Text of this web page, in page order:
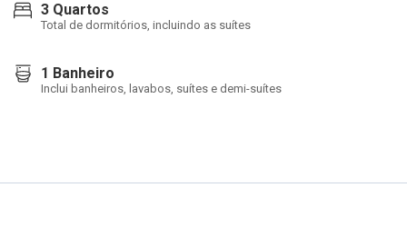
3 Quartos
Total de dormitórios, incluindo as suítes
1 Banheiro
Inclui banheiros, lavabos, suítes e demi-suítes